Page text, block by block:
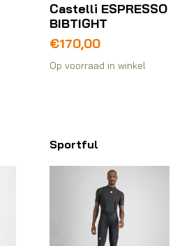
Castelli ESPRESSO
BIBTIGHT
€170,00
Op voorraad in winkel
Sportful